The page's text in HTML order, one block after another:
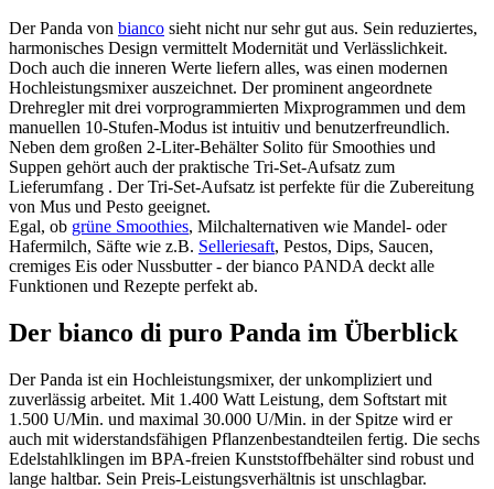
Der Panda von bianco sieht nicht nur sehr gut aus. Sein reduziertes,
harmonisches Design vermittelt Modernität und Verlässlichkeit.
Doch auch die inneren Werte liefern alles, was einen modernen
Hochleistungsmixer auszeichnet. Der prominent angeordnete
Drehregler mit drei vorprogrammierten Mixprogrammen und dem
manuellen 10-Stufen-Modus ist intuitiv und benutzerfreundlich.
Neben dem großen 2-Liter-Behälter Solito für Smoothies und
Suppen gehört auch der praktische Tri-Set-Aufsatz zum
Lieferumfang . Der Tri-Set-Aufsatz ist perfekte für die Zubereitung
von Mus und Pesto geeignet.
Egal, ob grüne Smoothies, Milchalternativen wie Mandel- oder
Hafermilch, Säfte wie z.B. Selleriesaft, Pestos, Dips, Saucen,
cremiges Eis oder Nussbutter - der bianco PANDA deckt alle
Funktionen und Rezepte perfekt ab.
Der bianco di puro Panda im Überblick
Der Panda ist ein Hochleistungsmixer, der unkompliziert und
zuverlässig arbeitet. Mit 1.400 Watt Leistung, dem Softstart mit
1.500 U/Min. und maximal 30.000 U/Min. in der Spitze wird er
auch mit widerstandsfähigen Pflanzenbestandteilen fertig. Die sechs
Edelstahlklingen im BPA-freien Kunststoffbehälter sind robust und
lange haltbar. Sein Preis-Leistungsverhältnis ist unschlagbar.